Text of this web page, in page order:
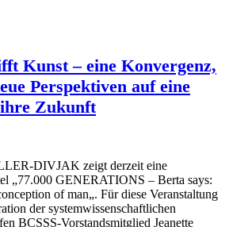
Kunst – eine Konvergenz,
Perspektiven auf eine
Zukunft
DIVJAK zeigt derzeit eine
„77.000 GENERATIONS – Berta says:
of man„. Für diese Veranstaltung
der systemwissenschaftlichen
BCSSS-Vorstandsmitglied Jeanette